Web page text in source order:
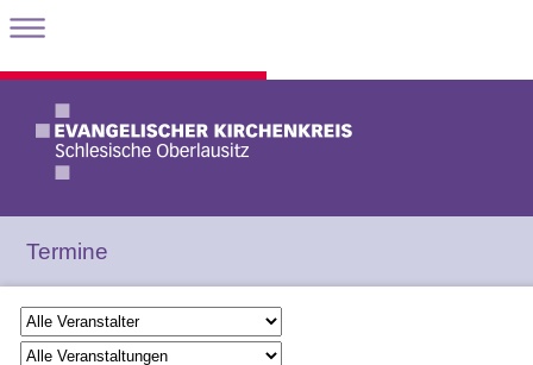
Termine